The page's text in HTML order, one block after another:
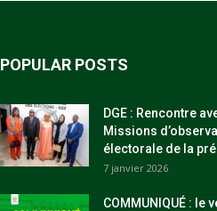
POPULAR POSTS
DGE : Rencontre
Missions
électorale de la
7 janvier 2026
COMMUNIQUÉ : le